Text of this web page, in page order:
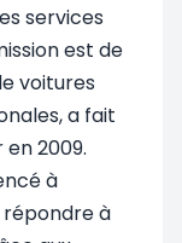
services
est de
voitures
a fait
2009.
à
à